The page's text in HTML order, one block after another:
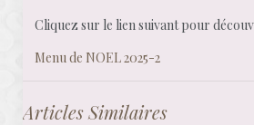
Cliquez sur le lien suivant pour
Menu de NOEL 2025-2
Articles Similaires